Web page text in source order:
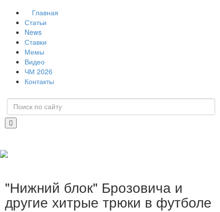
Главная
Статьи
News
Ставки
Мемы
Видео
ЧМ 2026
Контакты
"Нижний блок" Брозовича и
другие хитрые трюки в футболе